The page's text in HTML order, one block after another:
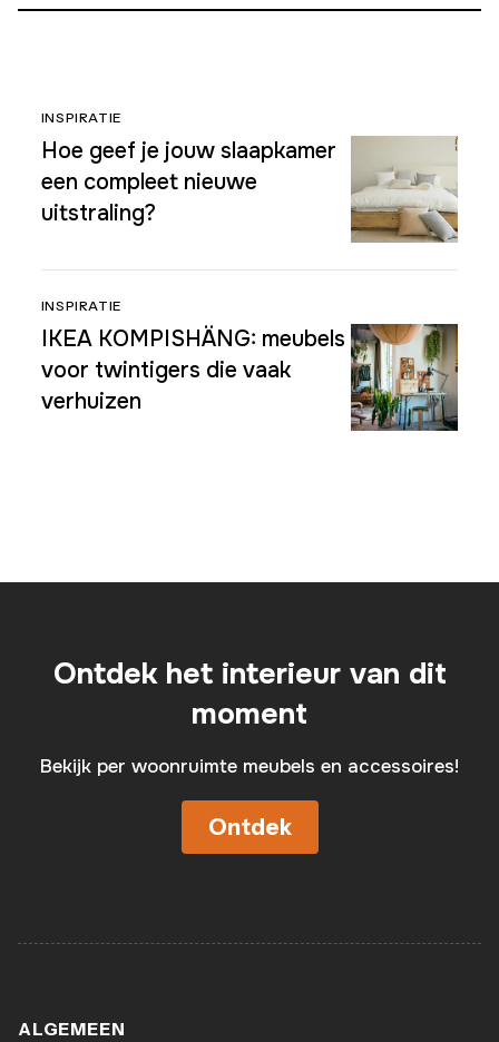
INSPIRATIE
Hoe geef je jouw slaapkamer
een compleet nieuwe
uitstraling?
INSPIRATIE
IKEA KOMPISHÄNG: meubels
voor twintigers die vaak
verhuizen
Ontdek het interieur van dit
moment
Bekijk per woonruimte meubels en accessoires!
Ontdek
ALGEMEEN